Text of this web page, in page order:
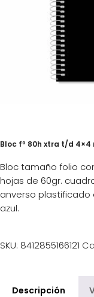
Bloc fº 80h xtra t/d 4×4
Bloc tamaño folio
hojas de 60gr.
anverso plastificado
azul.
SKU: 8412855166121
Descripción